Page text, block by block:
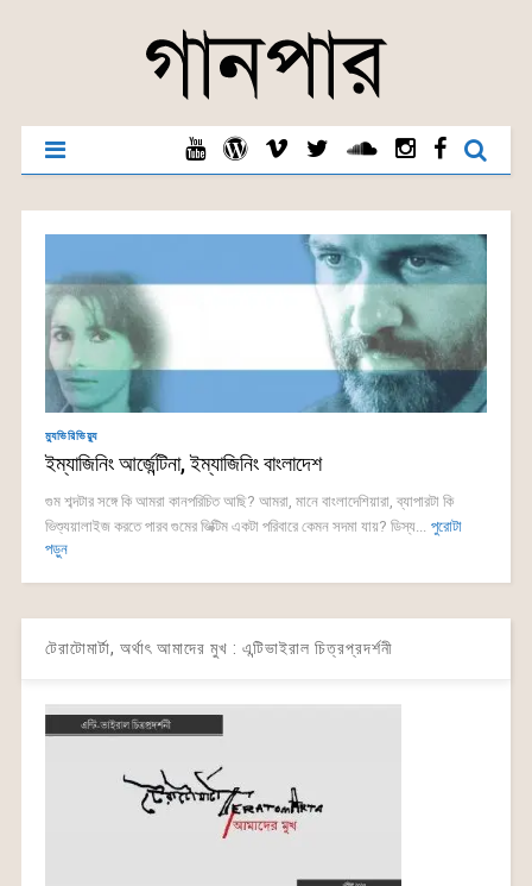
ম্যুভিরিভিয়্যু
ইম্যাজিনিং আর্জেন্টিনা, ইম্যাজিনিং বাংলাদেশ
গুম শব্দটার সঙ্গে কি আমরা কানপরিচিত আছি? আমরা, মানে বাংলাদেশিয়ারা, ব্যাপারটা কি
ভিশ্যুয়ালাইজ করতে পারব গুমের ভিক্টিম একটা পরিবারে কেমন সদমা যায়? ডিস্য... পুরোটা
পড়ুন
টেরাটোমার্টা, অর্থাৎ আমাদের মুখ : এন্টিভাইরাল চিত্রপ্রদর্শনী